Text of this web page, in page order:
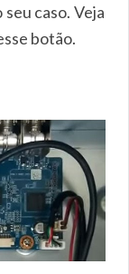
caso. Veja
botão.